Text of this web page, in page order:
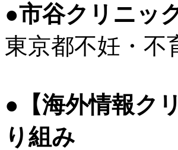
●市谷クリニッ
東京都不妊・不
●【海外情報ク
り組み